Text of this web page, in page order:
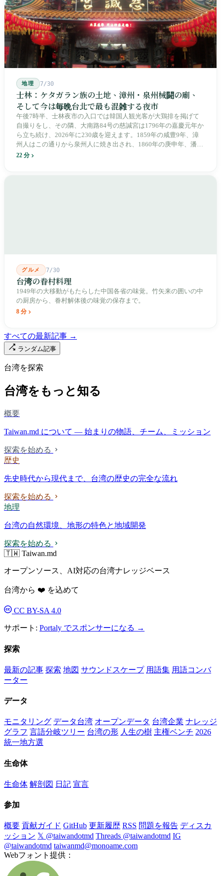
先住民族の地名が再びレールの上に敷き戻されたのです。
地理 7/30
士林：ケタガラン族の土地、漳州・泉州械闘の廟、
そして今は毎晩台北で最も混雑する夜市
午後7時半、士林夜市の入口では韓国人観光客が大鶏排を掲げて
自撮りをし、その隣、大南路84号の慈諴宮は1796年の嘉慶元年か
ら立ち続け、2026年に230歳を迎えます。1859年の咸豊9年、漳
州人はこの通りから泉州人に焼き出され、1860年の庚申年、潘永
清は下樹林に大東路・大南路・大西路・大北路という四本の整然
22 分
グルメ 7/30
台湾の眷村料理
1949年の大移動がもたらした中国各省の味覚。竹矢来の囲いの中
の厨房から、眷村解体後の味覚の保存まで。
8 分
すべての最新記事 →
ランダム記事
台湾を探索
台湾をもっと知る
概要
Taiwan.md について — 始まりの物語、チーム、ミッション
探索を始める
歴史
先史時代から現代まで、台湾の歴史の完全な流れ
探索を始める
地理
台湾の自然環境、地形の特色と地域開発
探索を始める
🇹🇼 Taiwan.md
オープンソース、AI対応の台湾ナレッジベース
台湾から ❤️ を込めて
CC BY-SA 4.0
サポート: Portaly でスポンサーになる →
探索
最新の記事 探索 地図 サウンドスケープ 用語集 用語コンバ
ーター
データ
モニタリング データ台湾 オープンデータ 台湾企業 ナレッジ
グラフ 言語分岐ツリー 台湾の形 人生の樹 主権ベンチ 2026
統一地方選
生命体
生命体 解剖図 日記 宣言
参加
概要 貢献ガイド GitHub 更新履歴 RSS 問題を報告 ディスカ
ッション 𝕏 @taiwandotmd Threads @taiwandotmd IG
@taiwandotmd taiwanmd@monoame.com
Webフォント提供：